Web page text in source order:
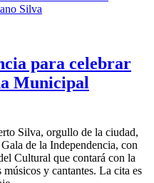
para celebrar
Municipal
Silva, orgullo de la ciudad,
de la Independencia, con
Cultural que contará con la
y cantantes. La cita es